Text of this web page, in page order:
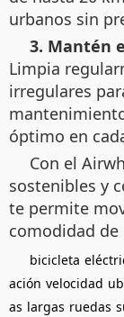
urbanos sin
3. Mantén
Limpia
irregulares
óptimo en
Con el
sostenibles y
te permite
comodidad de
bicicleta
ación velocidad
as largas ruedas